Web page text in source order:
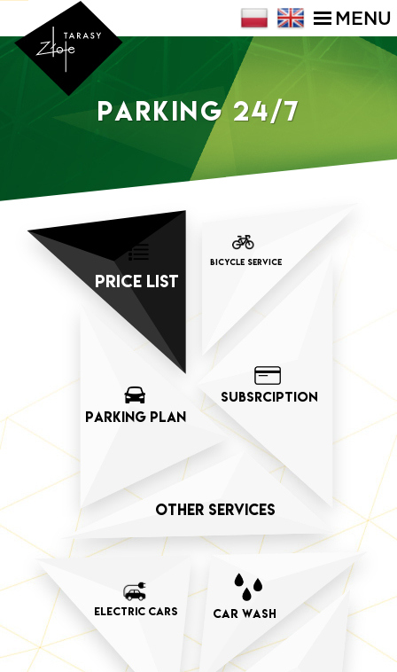
MENU
Parking 24/7
PRICE LIST
BICYCLE SERVICE
SUBSRCIPTION
CAR WASH
ELECTRIC CARS
PARKING PLAN
OTHER SERVICES